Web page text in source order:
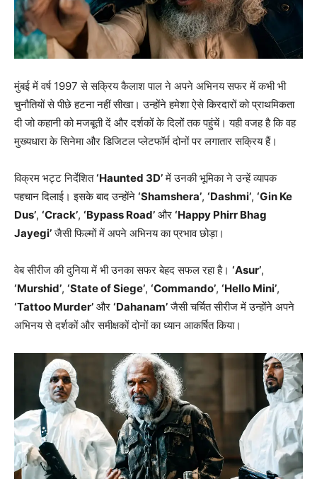
मुंबई में वर्ष 1997 से सक्रिय कैलाश पाल ने अपने अभिनय सफर में कभी भी
चुनौतियों से पीछे हटना नहीं सीखा। उन्होंने हमेशा ऐसे किरदारों को प्राथमिकता
दी जो कहानी को मजबूती दें और दर्शकों के दिलों तक पहुंचें। यही वजह है कि वह
मुख्यधारा के सिनेमा और डिजिटल प्लेटफॉर्म दोनों पर लगातार सक्रिय हैं।
विक्रम भट्ट निर्देशित‘Haunted 3D’में उनकी भूमिका ने उन्हें व्यापक
पहचान दिलाई। इसके बाद उन्होंने ‘Shamshera’, ‘Dashmi’, ‘Gin Ke
Dus’, ‘Crack’, ‘Bypass Road’ और ‘Happy Phirr Bhag
Jayegi’जैसी फिल्मों में अपने अभिनय का प्रभाव छोड़ा।
वेब सीरीज की दुनिया में भी उनका सफर बेहद सफल रहा है। ‘Asur’,
‘Murshid’, ‘State of Siege’, ‘Commando’, ‘Hello Mini’,
‘Tattoo Murder’ और ‘Dahanam’जैसी चर्चित सीरीज में उन्होंने अपने
अभिनय से दर्शकों और समीक्षकों दोनों का ध्यान आकर्षित किया।